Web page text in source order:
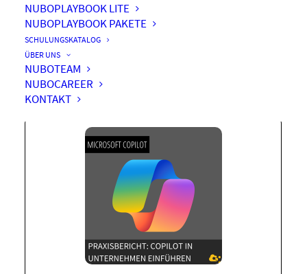
NUBOPLAYBOOK LITE
NUBOPLAYBOOK PAKETE
SCHULUNGSKATALOG
ÜBER UNS
NUBOTEAM
NUBOCAREER
KONTAKT
Praxisbericht: Copilot in
Unternehmen einführen